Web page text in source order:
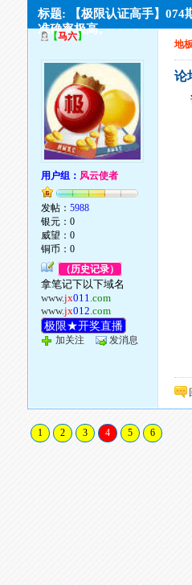
标题: 【极限认证高手】074
准确率极高。
【马六】
用户组： 风云使者
发帖：5988
银元：0
威望：0
铜币：0
（历史记录）
拿笔记下以下域名
www.jx011.com
www.jx012.com
极限★开奖直播
加关注 发消息
地
论
1 2 3 4 5 6